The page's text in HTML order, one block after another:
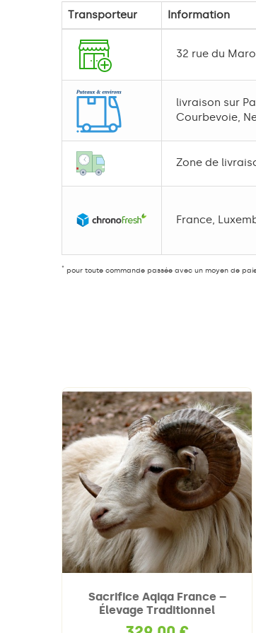
Transporteur Information
32 rue du
livraison sur
Courbevoie,
Zone de
France,
* pour toute commande passée avec un moyen de
Sacrifice Aqiqa France –
Élevage Traditionnel